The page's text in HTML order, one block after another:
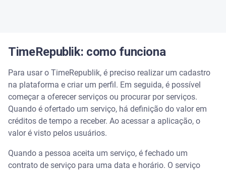
TimeRepublik: como funciona
Para usar o TimeRepublik, é preciso realizar um cadastro
na plataforma e criar um perfil. Em seguida, é possível
começar a oferecer serviços ou procurar por serviços.
Quando é ofertado um serviço, há definição do valor em
créditos de tempo a receber. Ao acessar a aplicação, o
valor é visto pelos usuários.
Quando a pessoa aceita um serviço, é fechado um
contrato de serviço para uma data e horário. O serviço